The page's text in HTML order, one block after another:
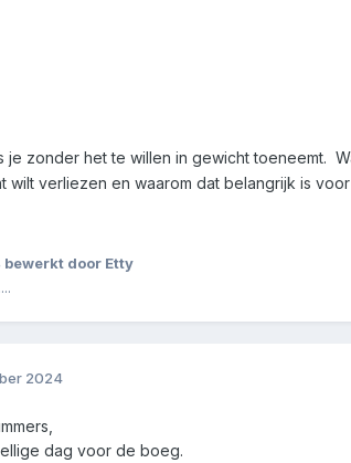
je zonder het te willen in gewicht toeneemt.
wilt verliezen en waarom dat belangrijk is
bewerkt door Etty
2024
dag voor de boeg.